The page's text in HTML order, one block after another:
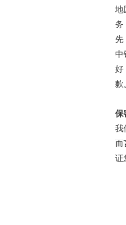
地
务
先
中
好
款
保
我
而
证